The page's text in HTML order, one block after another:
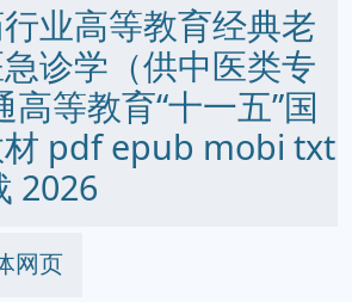
业高等教育经典老
诊学（供中医类专
等教育“十一五”国
材 pdf epub mobi txt
2026
网页